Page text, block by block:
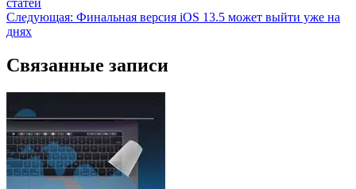
по
записям
Следующая: Финальная версия iOS 13.5 может выйти уже на
днях
Связанные записи